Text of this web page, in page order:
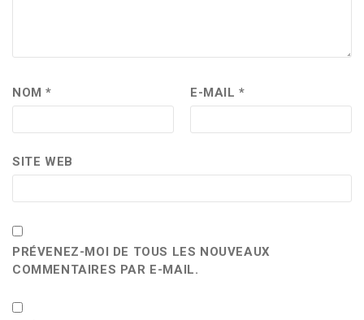
NOM* E-MAIL*
SITE WEB
PRÉVENEZ-MOI DE TOUS LES NOUVEAUX
COMMENTAIRES PAR E-MAIL.